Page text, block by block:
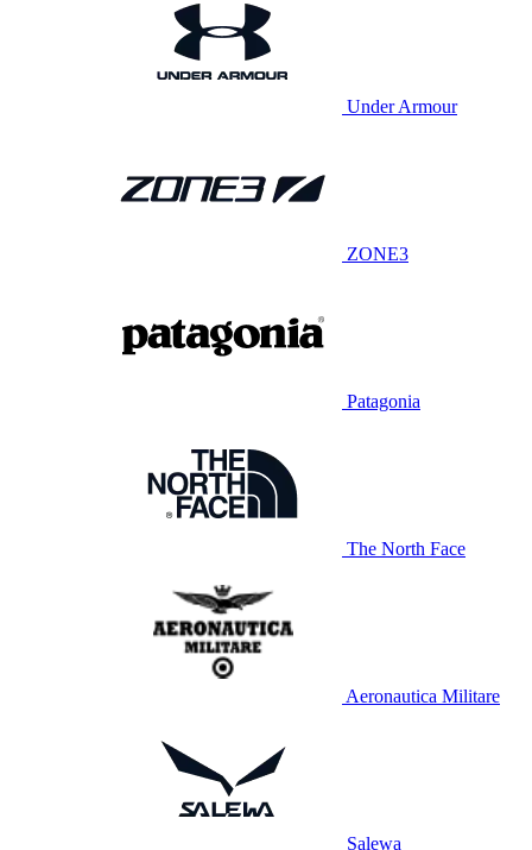
Under Armour
ZONE3
Patagonia
The North Face
Aeronautica Militare
Salewa